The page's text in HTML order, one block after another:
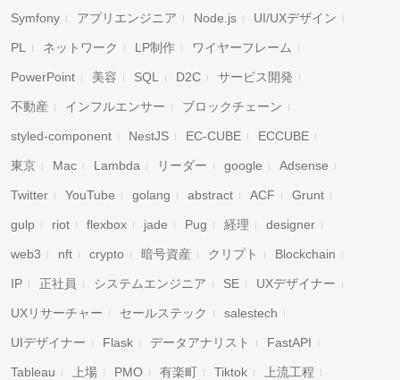
Symfony アプリエンジニア Node.js UI/UXデザイン
PL ネットワーク LP制作 ワイヤーフレーム
PowerPoint 美容 SQL D2C サービス開発
不動産 インフルエンサー ブロックチェーン
styled-component NestJS EC-CUBE ECCUBE
東京 Mac Lambda リーダー google Adsense
Twitter YouTube golang abstract ACF Grunt
gulp riot flexbox jade Pug 経理 designer
web3 nft crypto 暗号資産 クリプト Blockchain
IP 正社員 システムエンジニア SE UXデザイナー
UXリサーチャー セールステック salestech
UIデザイナー Flask データアナリスト FastAPI
Tableau 上場 PMO 有楽町 Tiktok 上流工程